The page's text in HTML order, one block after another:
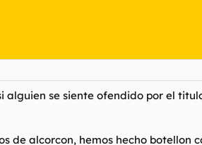
se siente ofendido por el
de alcorcon, hemos hecho